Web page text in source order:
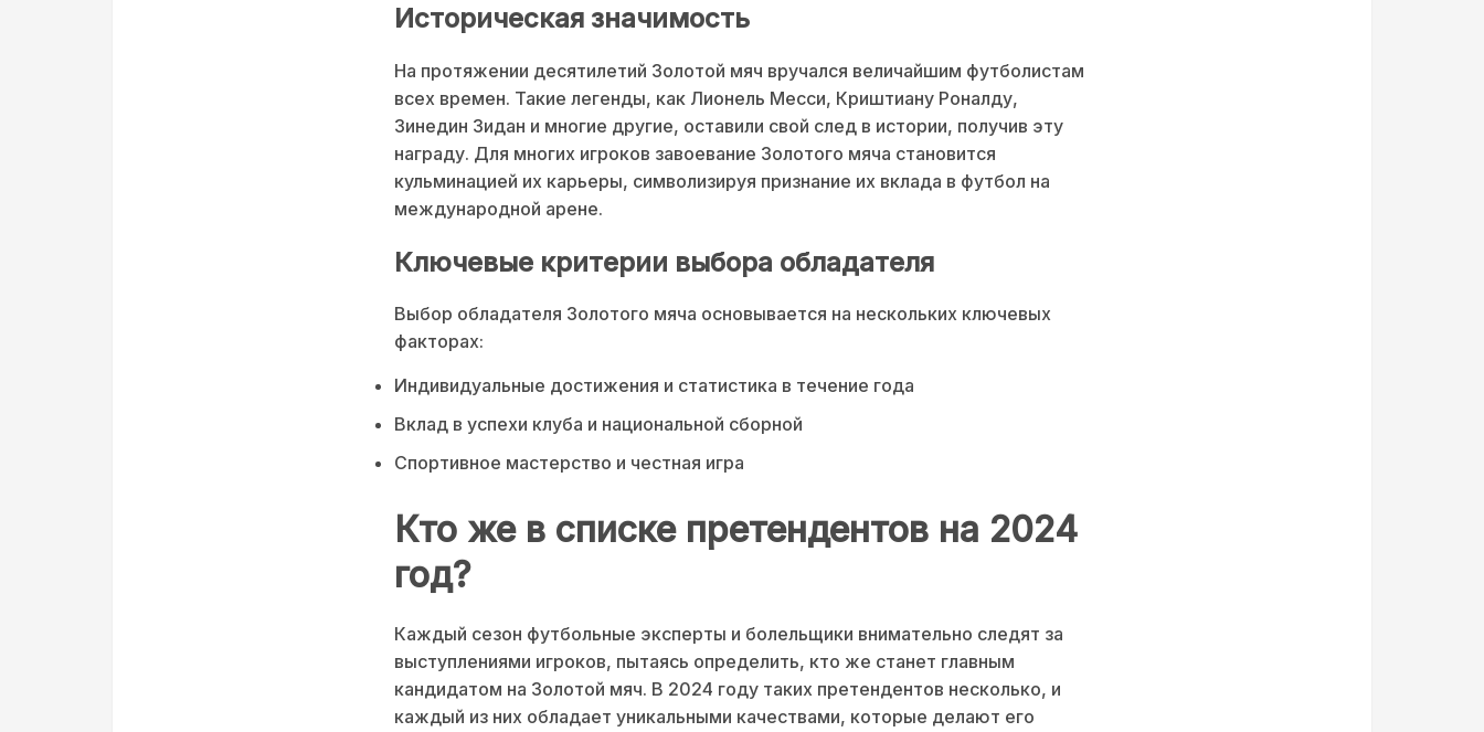
Историческая значимость
На протяжении десятилетий Золотой мяч вручался величайшим футболистам
всех времен. Такие легенды, как Лионель Месси, Криштиану Роналду,
Зинедин Зидан и многие другие, оставили свой след в истории, получив эту
награду. Для многих игроков завоевание Золотого мяча становится
кульминацией их карьеры, символизируя признание их вклада в футбол на
международной арене.
Ключевые критерии выбора обладателя
Выбор обладателя Золотого мяча основывается на нескольких ключевых
факторах:
Индивидуальные достижения и статистика в течение года
Вклад в успехи клуба и национальной сборной
Спортивное мастерство и честная игра
Кто же в списке претендентов на 2024
год?
Каждый сезон футбольные эксперты и болельщики внимательно следят за
выступлениями игроков, пытаясь определить, кто же станет главным
кандидатом на Золотой мяч. В 2024 году таких претендентов несколько, и
каждый из них обладает уникальными качествами, которые делают его